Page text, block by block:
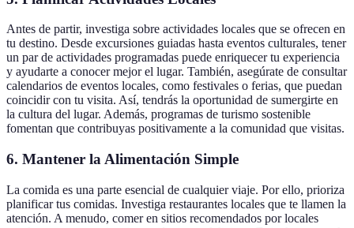
Antes de partir, investiga sobre actividades locales que se ofrecen en
tu destino. Desde excursiones guiadas hasta eventos culturales, tener
un par de actividades programadas puede enriquecer tu experiencia
y ayudarte a conocer mejor el lugar. También, asegúrate de consultar
calendarios de eventos locales, como festivales o ferias, que puedan
coincidir con tu visita. Así, tendrás la oportunidad de sumergirte en
la cultura del lugar. Además, programas de turismo sostenible
fomentan que contribuyas positivamente a la comunidad que visitas.
6. Mantener la Alimentación Simple
La comida es una parte esencial de cualquier viaje. Por ello, prioriza
planificar tus comidas. Investiga restaurantes locales que te llamen la
atención. A menudo, comer en sitios recomendados por locales